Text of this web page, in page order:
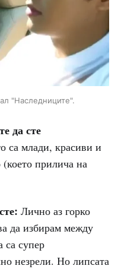
"Наследниците".
да сте
са млади, красиви и
прилича на
Лично аз горко
да избирам между
супер
незрели. Но липсата